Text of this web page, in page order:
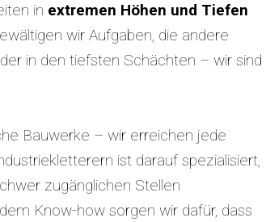
in extremen Höhen und Tiefen
wir Aufgaben, die andere
in den tiefsten Schächten – wir sind
Bauwerke – wir erreichen jede
ist darauf spezialisiert,
zugänglichen Stellen
Know-how sorgen wir dafür, dass